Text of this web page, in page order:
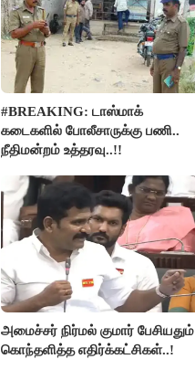
#BREAKING: டாஸ்மாக்
கடைகளில் போலீசாருக்கு பணி..
நீதிமன்றம் உத்தரவு..!!
அமைச்சர் நிர்மல் குமார் பேசியதும்
கொந்தளித்த எதிர்க்கட்சிகள்..!